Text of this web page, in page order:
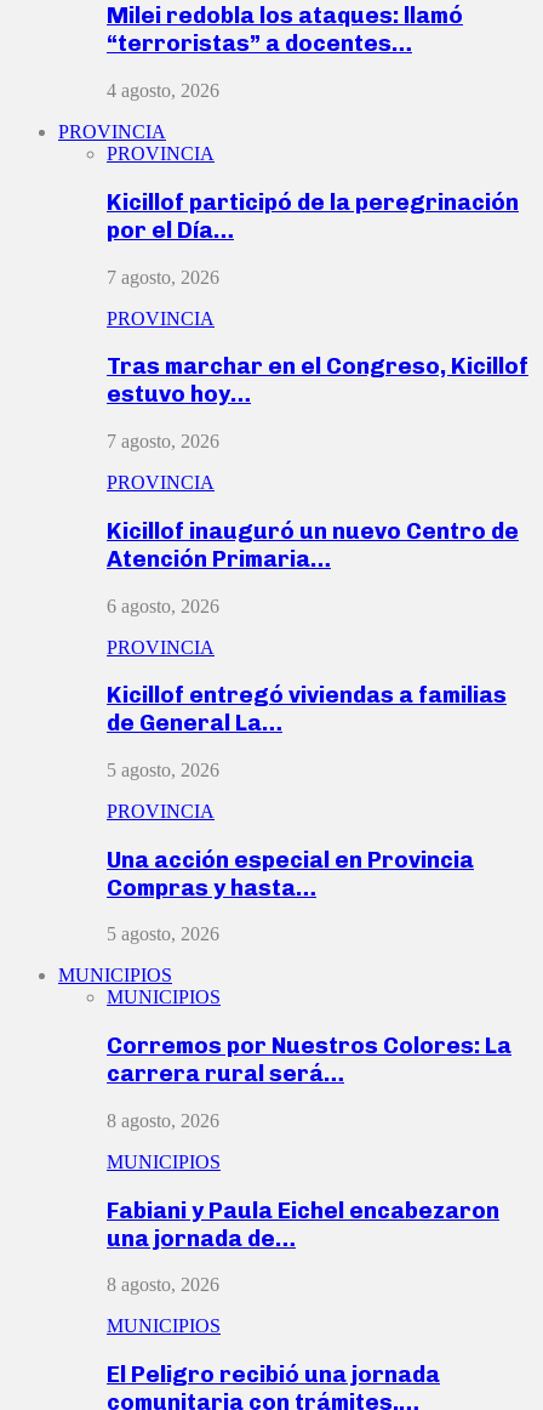
Milei redobla los ataques: llamó
“terroristas” a docentes…
4 agosto, 2026
PROVINCIA
PROVINCIA
Kicillof participó de la peregrinación
por el Día…
7 agosto, 2026
PROVINCIA
Tras marchar en el Congreso, Kicillof
estuvo hoy…
7 agosto, 2026
PROVINCIA
Kicillof inauguró un nuevo Centro de
Atención Primaria…
6 agosto, 2026
PROVINCIA
Kicillof entregó viviendas a familias
de General La…
5 agosto, 2026
PROVINCIA
Una acción especial en Provincia
Compras y hasta…
5 agosto, 2026
MUNICIPIOS
MUNICIPIOS
Corremos por Nuestros Colores: La
carrera rural será…
8 agosto, 2026
MUNICIPIOS
Fabiani y Paula Eichel encabezaron
una jornada de…
8 agosto, 2026
MUNICIPIOS
El Peligro recibió una jornada
comunitaria con trámites,…